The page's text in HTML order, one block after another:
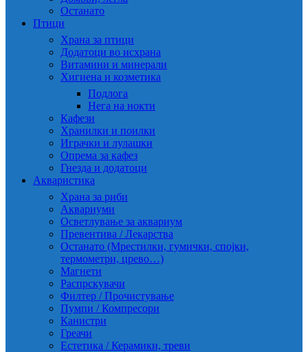
Останато
Птици
Храна за птици
Додатоци во исхрана
Витамини и минерали
Хигиена и козметика
Подлога
Нега на нокти
Кафези
Хранилки и поилки
Играчки и лулашки
Опрема за кафез
Гнезда и додатоци
Акваристика
Храна за риби
Аквариуми
Осветлување за аквариум
Превентива / Лекарства
Останато (Мрестилки, гумички, спојки,
термометри, црево…)
Магнети
Распрскувачи
Филтер / Прочистување
Пумпи / Компресори
Канистри
Греачи
Естетика / Керамики, треви